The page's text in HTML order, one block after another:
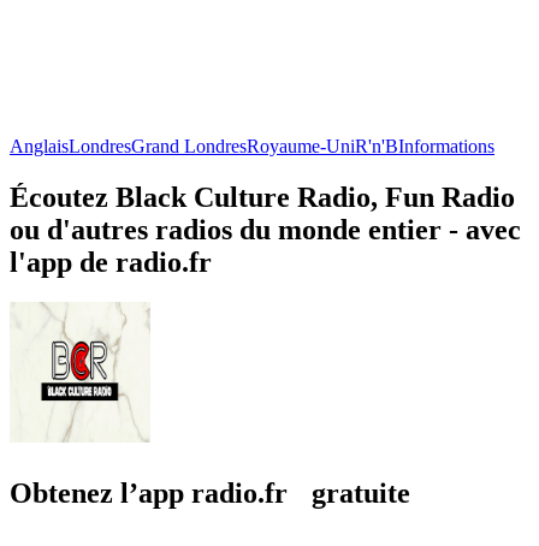
AnglaisLondresGrand LondresRoyaume-UniR'n'BInformations
Écoutez Black Culture Radio, Fun Radio
ou d'autres radios du monde entier - avec
l'app de radio.fr
Obtenez l’app radio.fr gratuite